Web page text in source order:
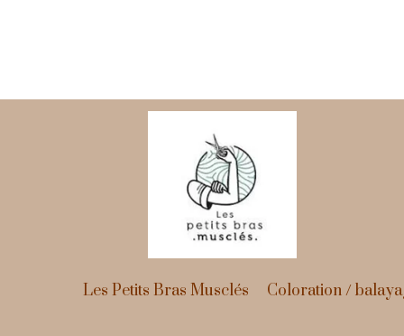
Les Petits Bras Musclés Coloration /